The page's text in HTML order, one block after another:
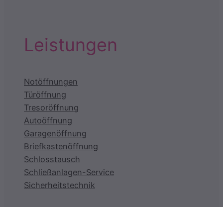
Leistungen
Notöffnungen
Türöffnung
Tresoröffnung
Autoöffnung
Garagenöffnung
Briefkastenöffnung
Schlosstausch
Schließanlagen-Service
Sicherheitstechnik